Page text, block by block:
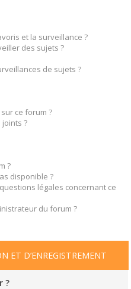
et la surveillance ?
des sujets ?
de sujets ?
ce forum ?
?
?
disponible ?
légales concernant ce
du forum ?
ET D’ENREGISTREMENT
?